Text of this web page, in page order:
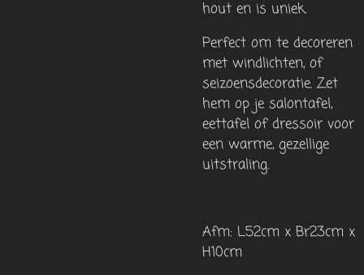
hout en is uniek.
Perfect om te decoreren
met windlichten, of
seizoensdecoratie. Zet
hem op je salontafel,
eettafel of dressoir voor
een warme, gezellige
uitstraling.
Afm: L52cm x Br23cm x
H10cm